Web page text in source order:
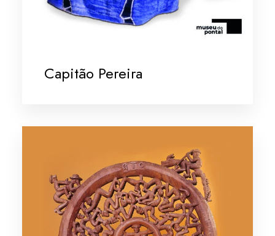
Capitão Pereira